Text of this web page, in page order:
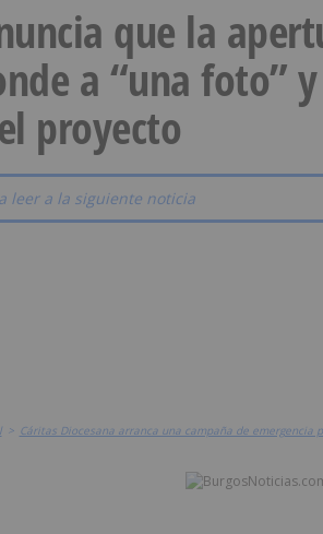
que la
a “una foto”
proyecto
leer a la siguiente noticia
> Cáritas Diocesana arranca una campaña de